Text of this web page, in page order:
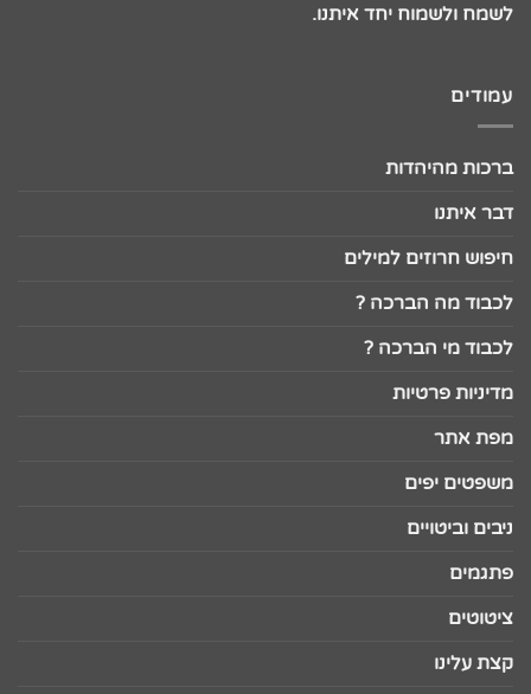
לשמח ולשמוח יחד איתנו.
עמודים
ברכות מהיהדות
דבר איתנו
חיפוש חרוזים למילים
לכבוד מה הברכה ?
לכבוד מי הברכה ?
מדיניות פרטיות
מפת אתר
משפטים יפים
ניבים וביטויים
פתגמים
ציטוטים
קצת עלינו